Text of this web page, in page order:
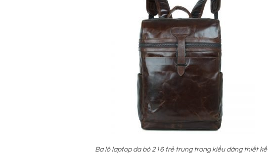
Ba lô laptop da bò 216 trẻ trung trong kiểu dáng thiết kế